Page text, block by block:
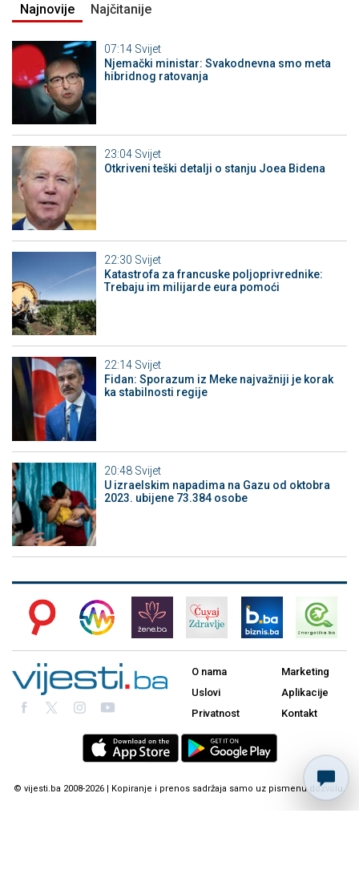
Najnovije Najčitanije
07:14 Svijet
Njemački ministar: Svakodnevna smo meta
hibridnog ratovanja
23:04 Svijet
Otkriveni teški detalji o stanju Joea Bidena
22:30 Svijet
Katastrofa za francuske poljoprivrednike:
Trebaju im milijarde eura pomoći
22:14 Svijet
Fidan: Sporazum iz Meke najvažniji je korak
ka stabilnosti regije
20:48 Svijet
U izraelskim napadima na Gazu od oktobra
2023. ubijene 73.384 osobe
O nama
Uslovi
Privatnost
Marketing
Aplikacije
Kontakt
© vijesti.ba 2008-2026 | Kopiranje i prenos sadržaja samo uz pismenu dozvolu.